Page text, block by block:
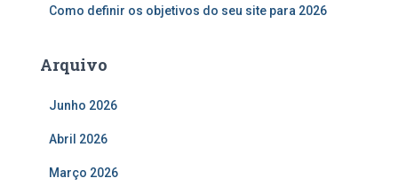
Como definir os objetivos do seu site para 2026
Arquivo
Junho 2026
Abril 2026
Março 2026